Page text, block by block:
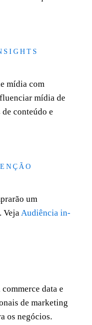
mídia com
mídia de
conteúdo e
um
VejaAudiência in-
data e
de marketing
os negócios.